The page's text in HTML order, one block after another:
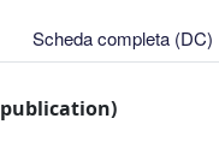
Scheda completa (DC)